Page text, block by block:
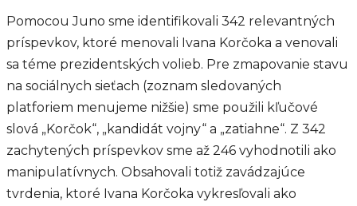
Pomocou Juno sme identifikovali 342 relevantných
príspevkov, ktoré menovali Ivana Korčoka a venovali
sa téme prezidentských volieb. Pre zmapovanie stavu
na sociálnych sieťach (zoznam sledovaných
platforiem menujeme nižšie) sme použili kľučové
slová „Korčok“, „kandidát vojny“ a „zatiahne“. Z 342
zachytených príspevkov sme až 246 vyhodnotili ako
manipulatívnych. Obsahovali totiž zavádzajúce
tvrdenia, ktoré Ivana Korčoka vykresľovali ako